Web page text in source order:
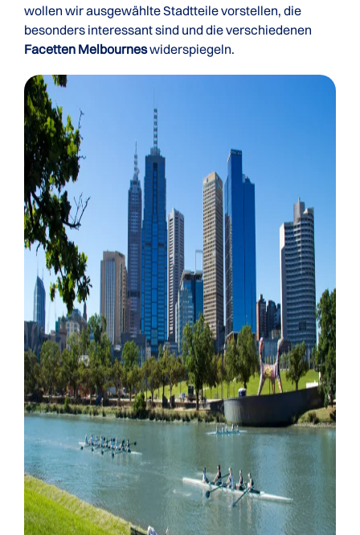
wollen wir ausgewählte Stadtteile vorstellen, die
besonders interessant sind und die verschiedenen
Facetten Melbourneswiderspiegeln.